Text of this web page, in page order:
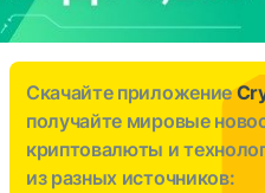
Скачайте приложение
получайте мировые
криптовалюты и
из разных источников: